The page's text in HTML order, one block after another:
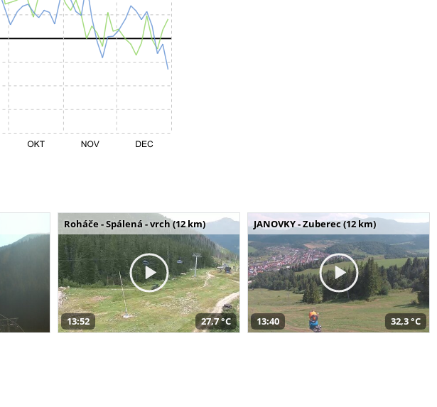
Roháče - Spálená - vrch (12 km)
13:52 27,7 °C
JANOVKY - Zuberec (12 km)
13:40 32,3 °C